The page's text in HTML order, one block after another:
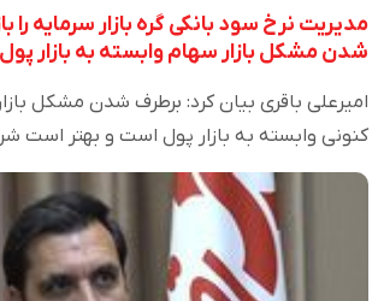
مدیریت نرخ سود بانکی گره بازار سرمایه را
شدن مشکل بازار سهام وابسته به بازار
امیرعلی باقری بیان کرد: برطرف شدن مشکل
کنونی وابسته به بازار پول است و بهتر است